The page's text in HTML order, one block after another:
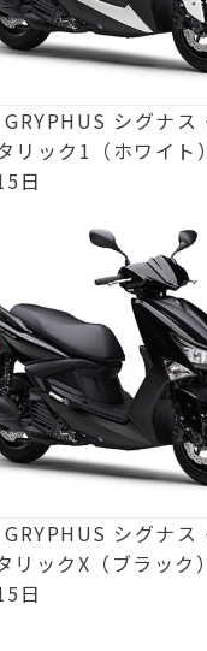
シグナス
リック1（ホワイト
日
シグナス
リックX（ブラック
日